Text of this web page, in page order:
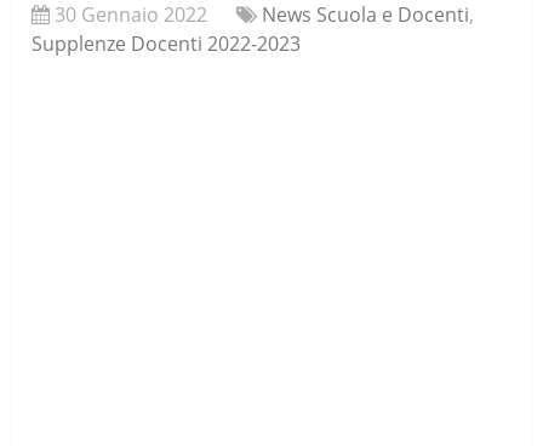
30 Gennaio 2022 News Scuola e Docenti,
Supplenze Docenti 2022-2023